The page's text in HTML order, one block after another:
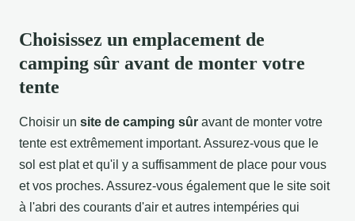
Choisissez un emplacement de
camping sûr avant de monter votre
tente
Choisir un site de camping sûr avant de monter votre
tente est extrêmement important. Assurez-vous que le
sol est plat et qu'il y a suffisamment de place pour vous
et vos proches. Assurez-vous également que le site soit
à l'abri des courants d'air et autres intempéries qui